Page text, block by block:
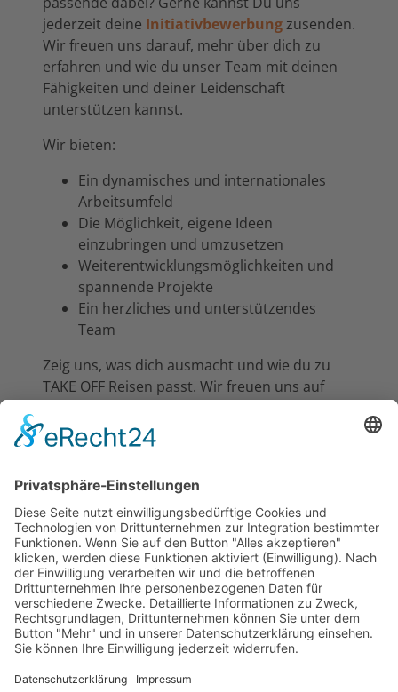
jederzeit deine Initiativbewerbungzusenden.
Wir freuen uns darauf, mehr über dich zu
erfahren und wie du unser Team mit deinen
Fähigkeiten und deiner Leidenschaft
unterstützen kannst.
Wir bieten:
Ein dynamisches und internationales
Arbeitsumfeld
Die Möglichkeit, eigene Ideen
einzubringen und umzusetzen
Weiterentwicklungsmöglichkeiten und
spannende Projekte
Ein herzliches und unterstützendes
Team
Zeig uns, was dich ausmacht und wie du zu
TAKE OFF Reisen passt. Wir freuen uns auf
***Selbstverständlich behandeln wir alle
Bewerbungen gemäß der aktuellen
Datenschutzgrundverordnung. Daten von
abgelehnten Bewerbungen werden von uns
gelöscht.***